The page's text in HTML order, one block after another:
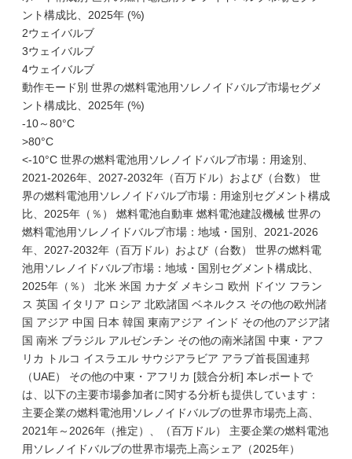
ント構成比、2025年 (%)
2ウェイバルブ
3ウェイバルブ
4ウェイバルブ
動作モード別 世界の燃料電池用ソレノイドバルブ市場セグメ
ント構成比、2025年 (%)
-10～80°C
>80°C
<-10°C 世界の燃料電池用ソレノイドバルブ市場：用途別、
2021-2026年、2027-2032年（百万ドル）および（台数） 世
界の燃料電池用ソレノイドバルブ市場：用途別セグメント構成
比、2025年（％） 燃料電池自動車 燃料電池建設機械 世界の
燃料電池用ソレノイドバルブ市場：地域・国別、2021-2026
年、2027-2032年（百万ドル）および（台数） 世界の燃料電
池用ソレノイドバルブ市場：地域・国別セグメント構成比、
2025年（％） 北米 米国 カナダ メキシコ 欧州 ドイツ フラン
ス 英国 イタリア ロシア 北欧諸国 ベネルクス その他の欧州諸
国 アジア 中国 日本 韓国 東南アジア インド その他のアジア諸
国 南米 ブラジル アルゼンチン その他の南米諸国 中東・アフ
リカ トルコ イスラエル サウジアラビア アラブ首長国連邦
（UAE） その他の中東・アフリカ [競合分析] 本レポートで
は、以下の主要市場参加者に関する分析も提供しています：
主要企業の燃料電池用ソレノイドバルブの世界市場売上高、
2021年～2026年（推定）、（百万ドル） 主要企業の燃料電池
用ソレノイドバルブの世界市場売上高シェア（2025年）